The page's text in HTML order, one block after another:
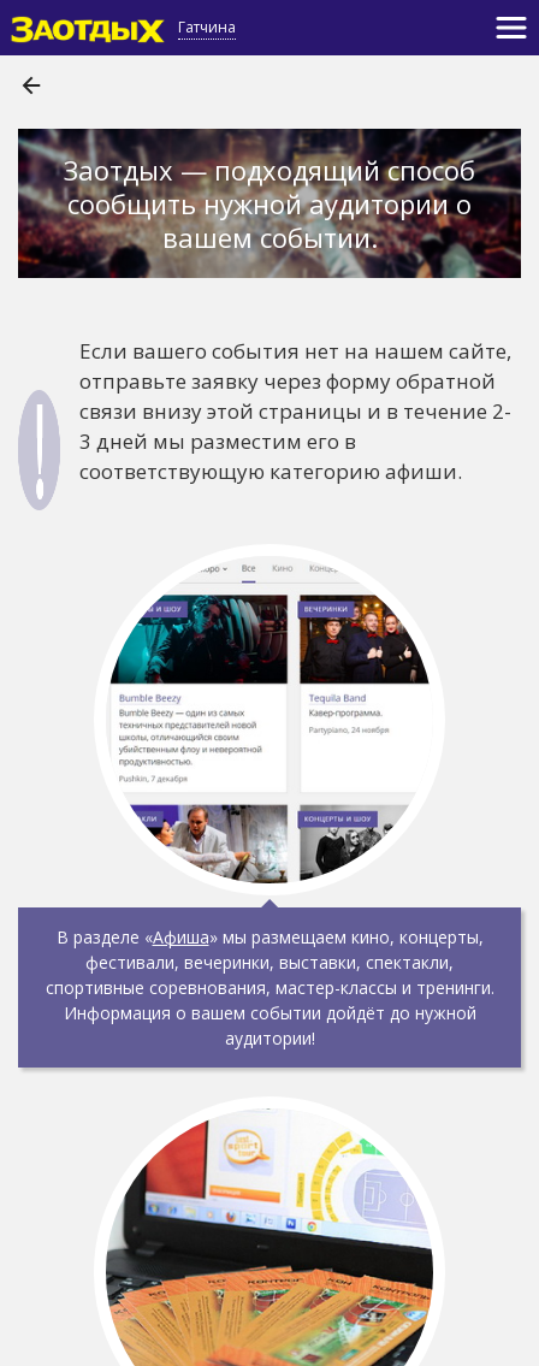
Гатчина
Заотдых — подходящий способ
сообщить нужной аудитории о
вашем событии.
Если вашего события нет на нашем сайте,
отправьте заявку через форму обратной
связи внизу этой страницы и в течение 2-
3 дней мы разместим его в
соответствующую категорию афиши.
В разделе «Афиша» мы размещаем кино, концерты,
фестивали, вечеринки, выставки, спектакли,
спортивные соревнования, мастер-классы и тренинги.
Информация о вашем событии дойдёт до нужной
аудитории!